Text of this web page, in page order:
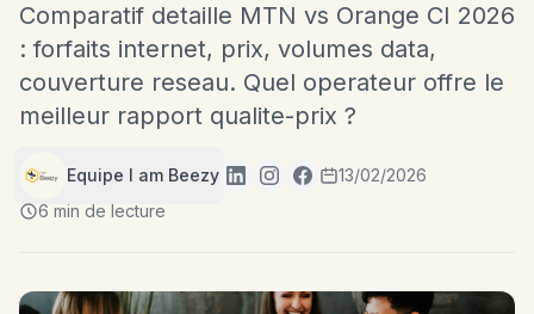
Comparatif detaille MTN vs Orange CI 2026
: forfaits internet, prix, volumes data,
couverture reseau. Quel operateur offre le
meilleur rapport qualite-prix ?
Equipe I am Beezy
13/02/2026
6 min de lecture